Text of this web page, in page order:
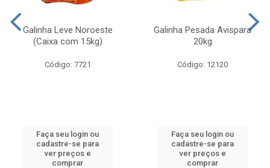
Galinha Leve Noroeste
(Caixa com 15kg)
Código: 7721
Faça seu login ou
cadastre-se para
ver preços e
comprar
Galinha Pesada Avispara
20kg
Código: 12120
Faça seu login ou
cadastre-se para
ver preços e
comprar